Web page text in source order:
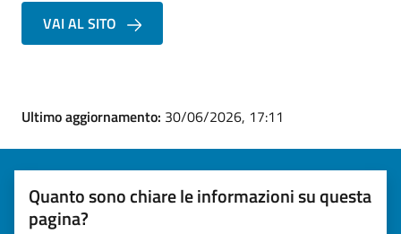
VAI AL SITO
Ultimo aggiornamento: 30/06/2026, 17:11
Quanto sono chiare le informazioni su questa
pagina?